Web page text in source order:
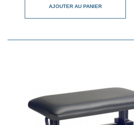
AJOUTER AU PANIER